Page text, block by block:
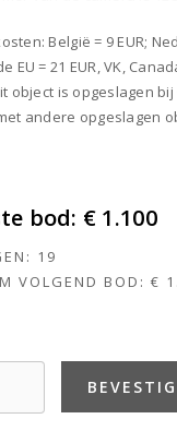
België = 9 EUR;
EU = 21 EUR, VK,
object is opgeslagen
andere opgeslagen
bod: € 1.100
19
VOLGEND BOD: €